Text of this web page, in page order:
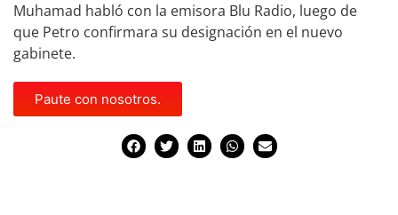
Muhamad habló con la emisora Blu Radio, luego de
que Petro confirmara su designación en el nuevo
gabinete.
Paute con nosotros.